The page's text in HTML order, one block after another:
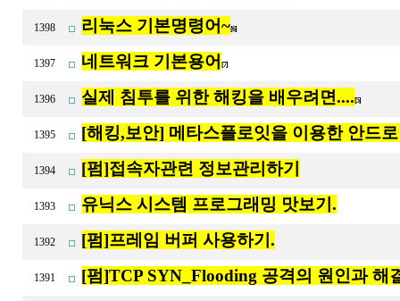
1398 리눅스 기본명령어~[6]
1397 네트워크 기본용어 [7]
1396 실제 침투를 위한 해킹을 배우려면.... [5]
1395 [해킹,보안] 메타스플로잇을 이용한 안드
1394 [펌]접속자관련 정보관리하기
1393 유닉스 시스템 프로그래밍 맛보기.
1392 [펌]프레임 버퍼 사용하기.
1391 [펌]TCP SYN_Flooding 공격의 원인과 해